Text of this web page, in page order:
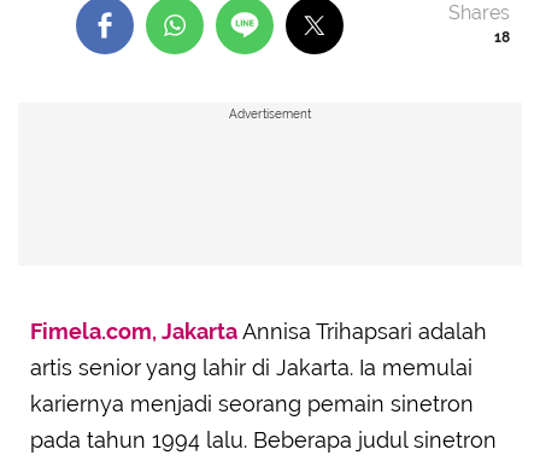
18
Shares
Advertisement
Fimela.com, JakartaAnnisa Trihapsari adalah
artis senior yang lahir di Jakarta. Ia memulai
kariernya menjadi seorang pemain sinetron
pada tahun 1994 lalu. Beberapa judul sinetron